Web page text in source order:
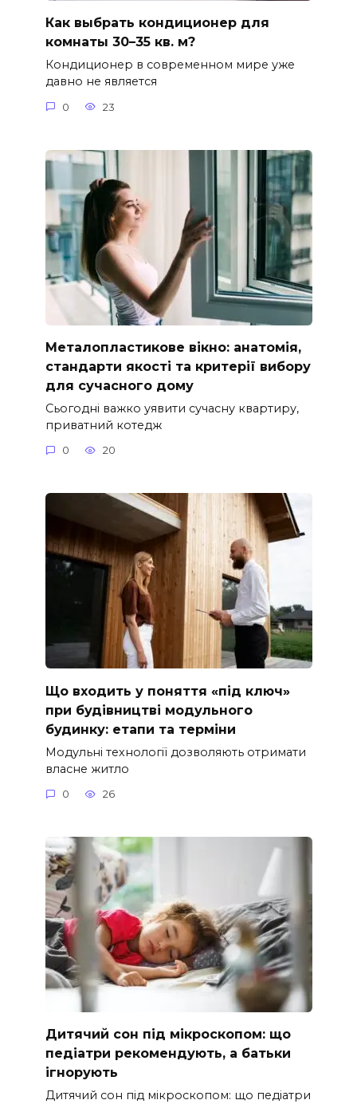
Как выбрать кондиционер для
комнаты 30–35 кв. м?
Кондиционер в современном мире уже
давно не является
0 23
Металопластикове вікно: анатомія,
стандарти якості та критерії вибору
для сучасного дому
Сьогодні важко уявити сучасну квартиру,
приватний котедж
0 20
Що входить у поняття «під ключ»
при будівництві модульного
будинку: етапи та терміни
Модульні технології дозволяють отримати
власне житло
0 26
Дитячий сон під мікроскопом: що
педіатри рекомендують, а батьки
ігнорують
Дитячий сон під мікроскопом: що педіатри